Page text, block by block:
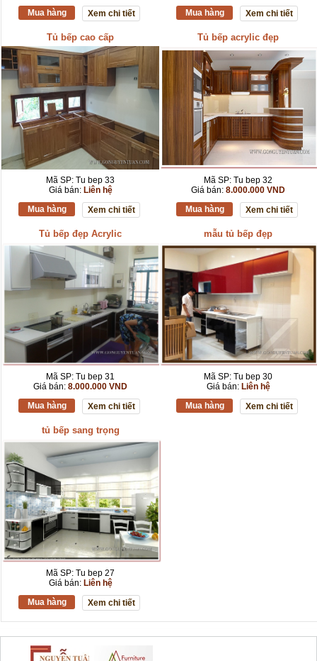
Mua hàng
Xem chi tiết
Mua hàng
Xem chi tiết
Tủ bếp cao cấp
Mã SP: Tu bep 33
Giá bán: Liên hệ
Mua hàng
Xem chi tiết
Tủ bếp acrylic đẹp
Mã SP: Tu bep 32
Giá bán: 8.000.000 VND
Mua hàng
Xem chi tiết
Tủ bếp đẹp Acrylic
Mã SP: Tu bep 31
Giá bán: 8.000.000 VND
Mua hàng
Xem chi tiết
mẫu tủ bếp đẹp
Mã SP: Tu bep 30
Giá bán: Liên hệ
Mua hàng
Xem chi tiết
tủ bếp sang trọng
Mã SP: Tu bep 27
Giá bán: Liên hệ
Mua hàng
Xem chi tiết